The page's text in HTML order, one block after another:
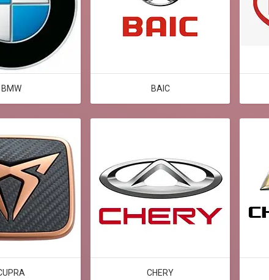
BMW BAIC
CHERY